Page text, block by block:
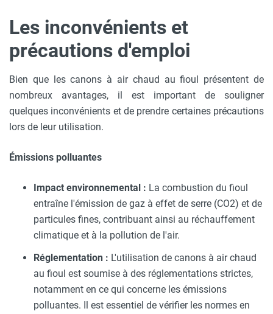
Les inconvénients et
précautions d'emploi
Bien que les canons à air chaud au fioul présentent de
nombreux avantages, il est important de souligner
quelques inconvénients et de prendre certaines précautions
lors de leur utilisation.
Émissions polluantes
Impact environnemental : La combustion du fioul
entraîne l'émission de gaz à effet de serre (CO2) et de
particules fines, contribuant ainsi au réchauffement
climatique et à la pollution de l'air.
Réglementation : L'utilisation de canons à air chaud
au fioul est soumise à des réglementations strictes,
notamment en ce qui concerne les émissions
polluantes. Il est essentiel de vérifier les normes en